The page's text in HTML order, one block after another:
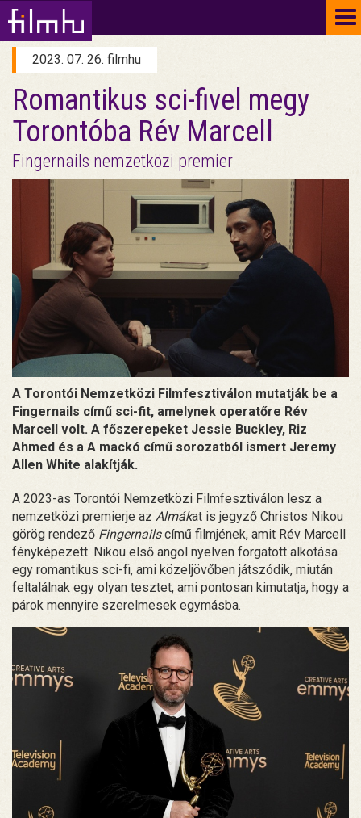
2023. 07. 26. filmhu
Romantikus sci-fivel megy
Torontóba Rév Marcell
Fingernails nemzetközi premier
A Torontói Nemzetközi Filmfesztiválon mutatják be a
Fingernails című sci-fit, amelynek operatőre Rév
Marcell volt. A főszerepeket Jessie Buckley, Riz
Ahmed és a A mackó című sorozatból ismert Jeremy
Allen White alakítják.
A 2023-as Torontói Nemzetközi Filmfesztiválon lesz a
nemzetközi premierje az Almákat is jegyző Christos Nikou
görög rendező Fingernailscímű filmjének, amit Rév Marcell
fényképezett. Nikou első angol nyelven forgatott alkotása
egy romantikus sci-fi, ami közeljövőben játszódik, miután
feltalálnak egy olyan tesztet, ami pontosan kimutatja, hogy a
párok mennyire szerelmesek egymásba.